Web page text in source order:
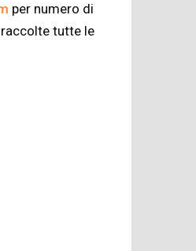
per numero di
tutte le